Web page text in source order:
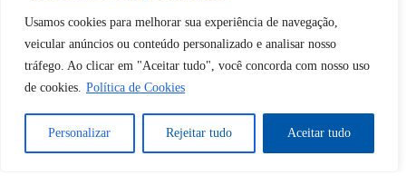
Usamos cookies para melhorar sua experiência de navegação,
veicular anúncios ou conteúdo personalizado e analisar nosso
tráfego. Ao clicar em "Aceitar tudo", você concorda com nosso uso
de cookies. Política de Cookies
Personalizar Rejeitar tudo Aceitar tudo
Tem certeza de que deseja
desbloquear esta publicação?
Desbloquear esquerda : 0